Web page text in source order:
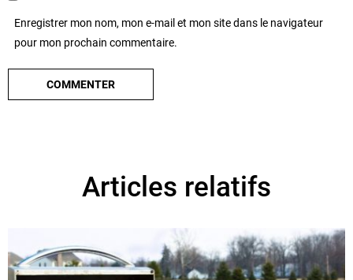
Enregistrer mon nom, mon e-mail et mon site dans le navigateur
pour mon prochain commentaire.
Articles relatifs